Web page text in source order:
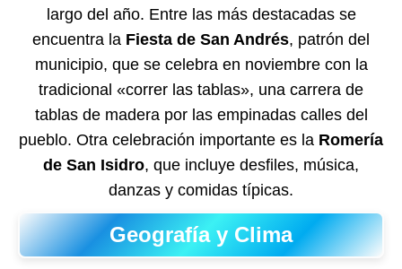
largo del año. Entre las más destacadas se
encuentra la Fiesta de San Andrés, patrón del
municipio, que se celebra en noviembre con la
tradicional «correr las tablas», una carrera de
tablas de madera por las empinadas calles del
pueblo. Otra celebración importante es la Romería
de San Isidro, que incluye desfiles, música,
danzas y comidas típicas.
Geografía y Clima